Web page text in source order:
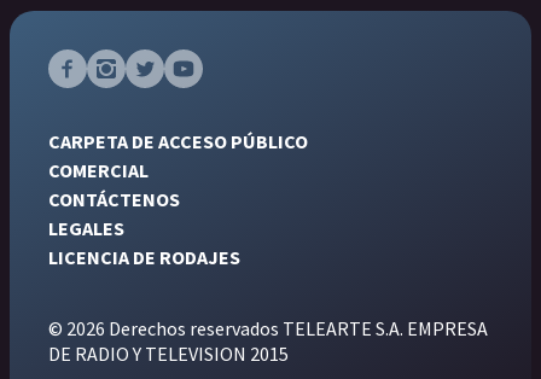
CARPETA DE ACCESO PÚBLICO
COMERCIAL
CONTÁCTENOS
LEGALES
LICENCIA DE RODAJES
© 2026 Derechos reservados TELEARTE S.A. EMPRESA
DE RADIO Y TELEVISION 2015